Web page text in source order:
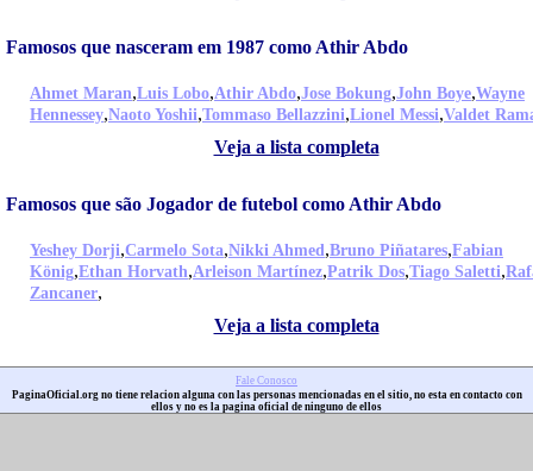
Famosos que nasceram em 1987 como Athir Abdo
Ahmet Maran,Luis Lobo,Athir Abdo,Jose Bokung,John Boye,Wayne
Hennessey,Naoto Yoshii,Tommaso Bellazzini,Lionel Messi,Valdet
Veja a lista completa
Famosos que são Jogador de futebol como Athir Abdo
Yeshey Dorji,Carmelo Sota,Nikki Ahmed,Bruno Piñatares,Fabian
König,Ethan Horvath,Arleison Martínez,Patrik Dos,Tiago Saletti,
Zancaner,
Veja a lista completa
Fale Conosco
PaginaOficial.org no tiene relacion alguna con las personas mencionadas en el sitio, no esta en contacto con
ellos y no es la pagina oficial de ninguno de ellos